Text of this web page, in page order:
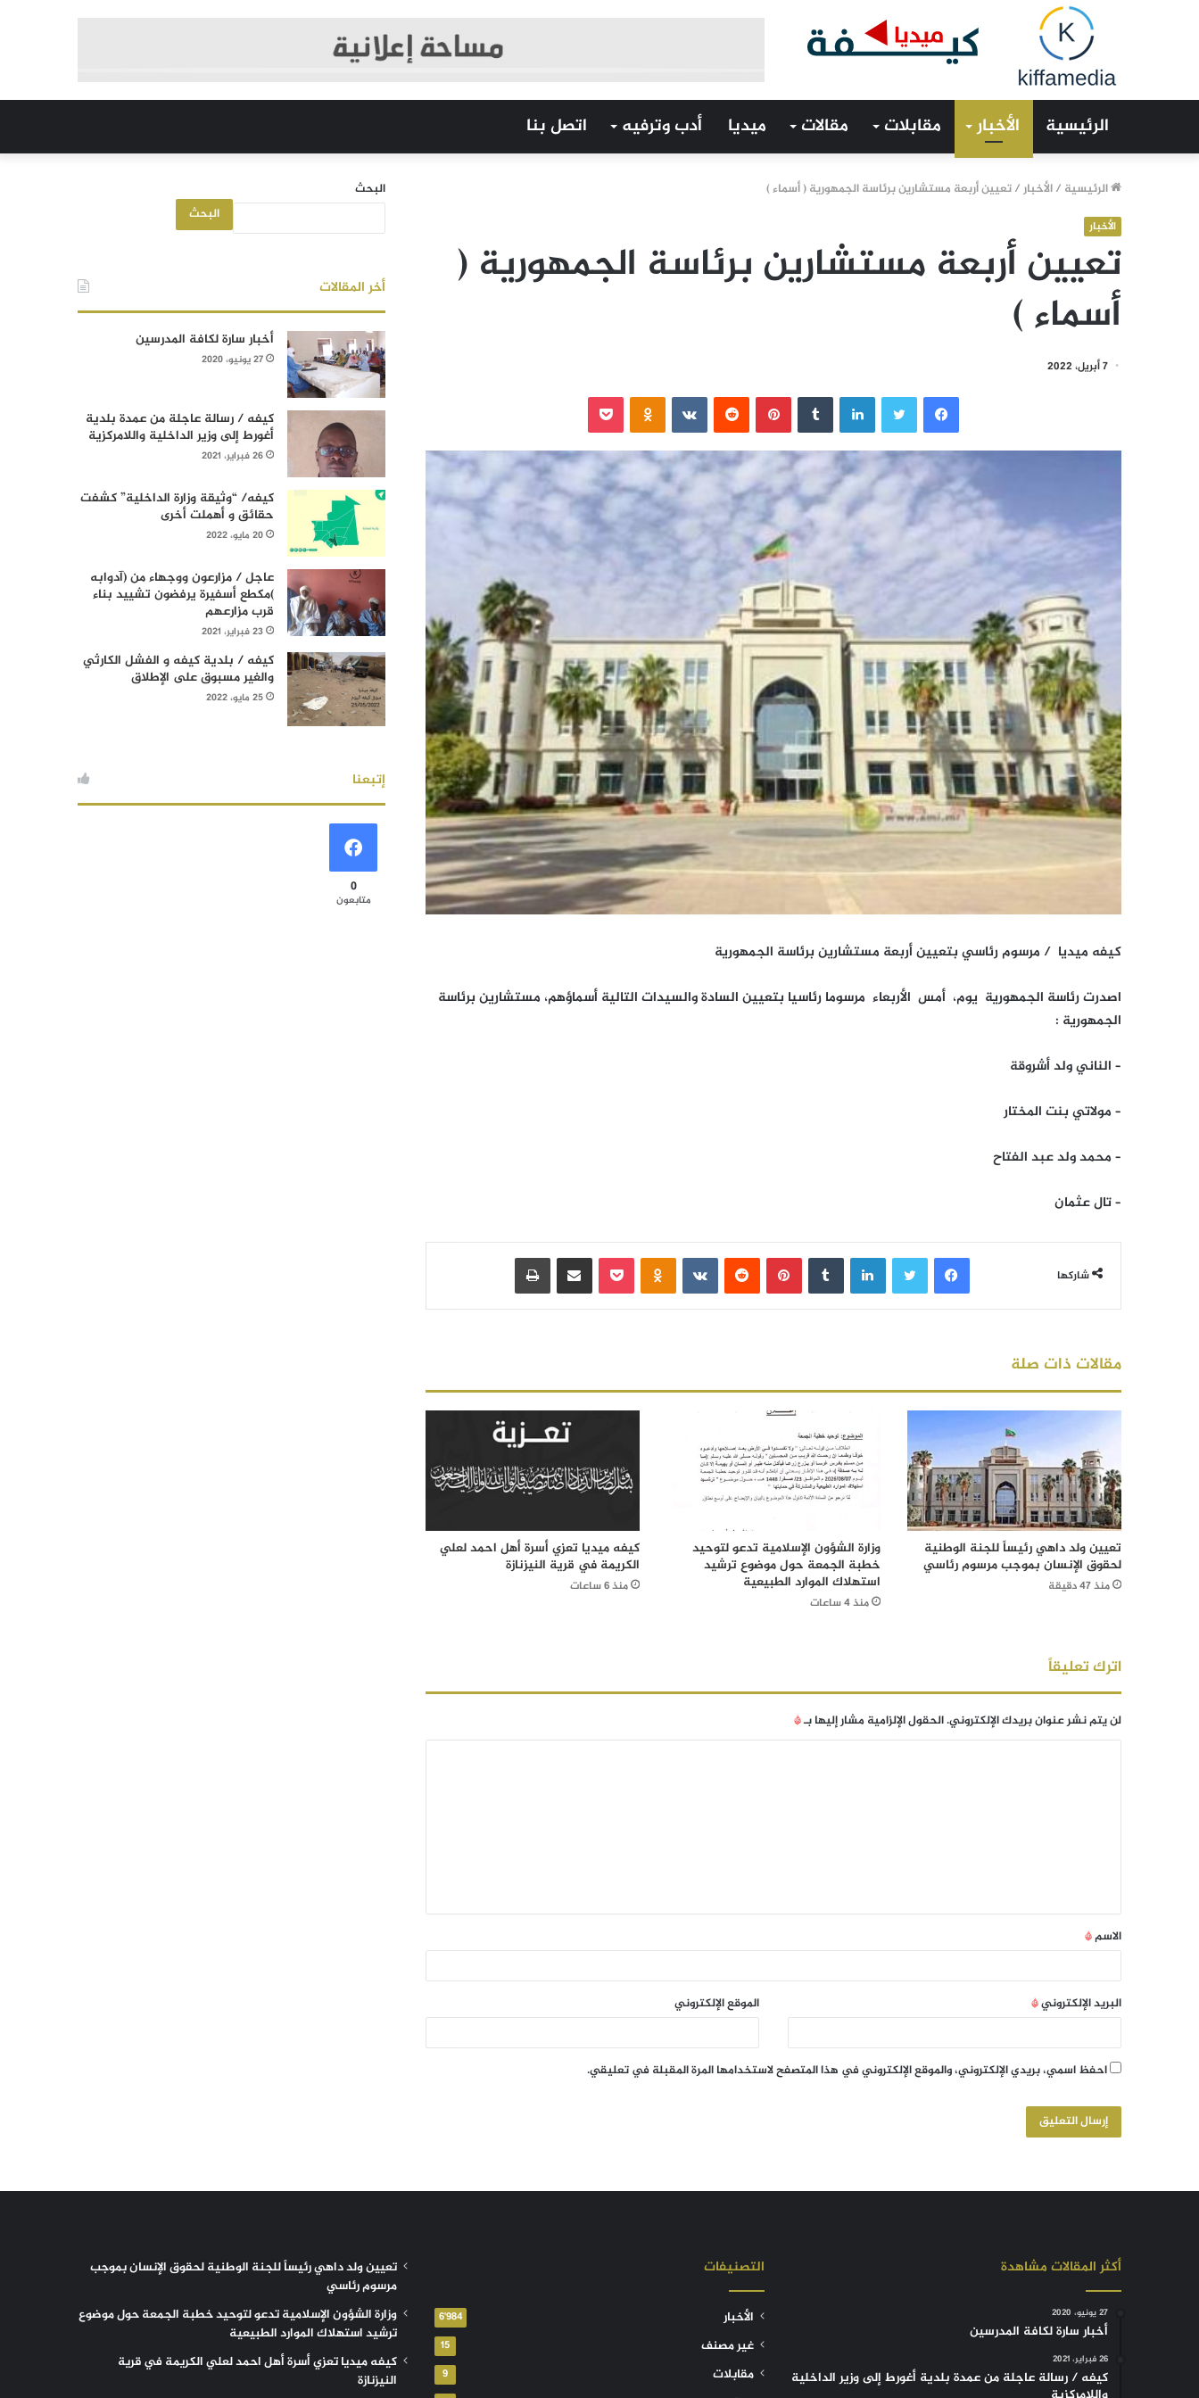
الرئيسية الأخبار مقابلات مقالات ميديا أدب وترفيه اتصل بنا
الرئيسية /الأخبار/تعيين أربعة مستشارين برئاسة الجمهورية ( أسماء )
الأخبار
تعيين أربعة مستشارين برئاسة الجمهورية (
أسماء )
7 أبريل، 2022
فيسبوك لينكدإن بينتيريست
كيفه ميديا / مرسوم رئاسي بتعيين أربعة مستشارين برئاسة الجمهورية
اصدرت رئاسة الجمهورية يوم، أمس الأربعاء مرسوما رئاسيا بتعيين السادة والسيدات التالية أسماؤهم، مستشارين برئاسة
الجمهورية :
– الناني ولد أشروقة
– مولاتي بنت المختار
– محمد ولد عبد الفتاح
– تال عثمان
شاركها
فيسبوك لينكدإن بينتيريست بوكيت مشاركة عبر البريد
مقالات ذات صلة
تعيين ولد داهي رئيساً للجنة الوطنية
لحقوق الإنسان بموجب مرسوم رئاسي
منذ 47 دقيقة
وزارة الشؤون الإسلامية تدعو لتوحيد
خطبة الجمعة حول موضوع ترشيد
استهلاك الموارد الطبيعية
منذ 4 ساعات
كيفه ميديا تعزي أسرة أهل احمد لعلي
الكريمة في قرية النيزنازة
منذ 6 ساعات
اترك تعليقاً
لن يتم نشر عنوان بريدك الإلكتروني.الحقول الإلزامية مشار إليها بـ*
الاسم*
البريد الإلكتروني* الموقع الإلكتروني
احفظ اسمي، بريدي الإلكتروني، والموقع الإلكتروني في هذا المتصفح لاستخدامها المرة المقبلة في تعليقي.
البحث
البحث
أخر المقالات
أخبار سارة لكافة المدرسين
27 يونيو، 2020
كيفه / رسالة عاجلة من عمدة بلدية
أغورط إلى وزير الداخلية واللامركزية
26 فبراير، 2021
كيفه/ “وثيقة وزارة الداخلية” كشفت
حقائق و أهملت أخرى
20 مايو، 2022
عاجل / مزارعون ووجهاء من (آدوابه
)مكطع أسفيرة يرفضون تشييد بناء
قرب مزارعهم
23 فبراير، 2021
كيفه / بلدية كيفه و الفشل الكارثي
والغير مسبوق على الإطلاق
25 مايو، 2022
إتبعنا
0
متابعون
أكثر المقالات مشاهدة
27 يونيو، 2020
أخبار سارة لكافة المدرسين
26 فبراير، 2021
كيفه / رسالة عاجلة من عمدة بلدية أغورط إلى وزير الداخلية
التصنيفات
الأخبار 6٬984
غير مصنف 15
مقابلات 9
تعيين ولد داهي رئيساً للجنة الوطنية لحقوق الإنسان بموجب
مرسوم رئاسي
وزارة الشؤون الإسلامية تدعو لتوحيد خطبة الجمعة حول موضوع
ترشيد استهلاك الموارد الطبيعية
كيفه ميديا تعزي أسرة أهل احمد لعلي الكريمة في قرية
النيزنازة